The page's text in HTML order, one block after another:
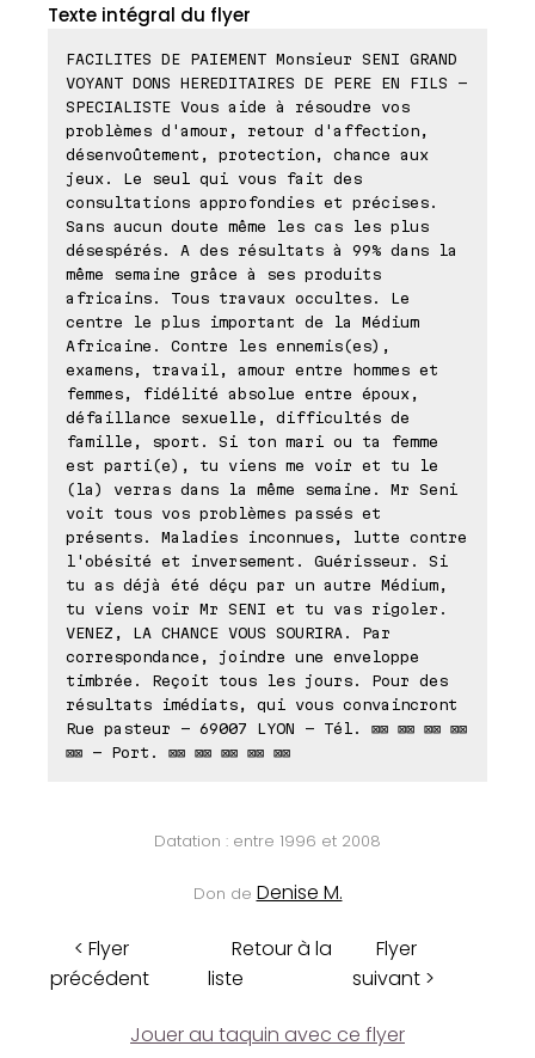
Texte intégral du flyer
FACILITES DE PAIEMENT Monsieur SENI GRAND
VOYANT DONS HEREDITAIRES DE PERE EN FILS -
SPECIALISTE Vous aide à résoudre vos
problèmes d'amour, retour d'affection,
désenvoûtement, protection, chance aux
jeux. Le seul qui vous fait des
consultations approfondies et précises.
Sans aucun doute même les cas les plus
désespérés. A des résultats à 99% dans la
même semaine grâce à ses produits
africains. Tous travaux occultes. Le
centre le plus important de la Médium
Africaine. Contre les ennemis(es),
examens, travail, amour entre hommes et
femmes, fidélité absolue entre époux,
défaillance sexuelle, difficultés de
famille, sport. Si ton mari ou ta femme
est parti(e), tu viens me voir et tu le
(la) verras dans la même semaine. Mr Seni
voit tous vos problèmes passés et
présents. Maladies inconnues, lutte contre
l'obésité et inversement. Guérisseur. Si
tu as déjà été déçu par un autre Médium,
tu viens voir Mr SENI et tu vas rigoler.
VENEZ, LA CHANCE VOUS SOURIRA. Par
correspondance, joindre une enveloppe
timbrée. Reçoit tous les jours. Pour des
résultats imédiats, qui vous convaincront
Rue pasteur - 69007 LYON - Tél. ⊠⊠ ⊠⊠ ⊠⊠ ⊠⊠
⊠⊠ - Port. ⊠⊠ ⊠⊠ ⊠⊠ ⊠⊠ ⊠⊠
Datation : entre 1996 et 2008
Don de Denise M.
< Flyer
précédent
Retour à la
liste
Flyer
suivant >
Jouer au taquin avec ce flyer